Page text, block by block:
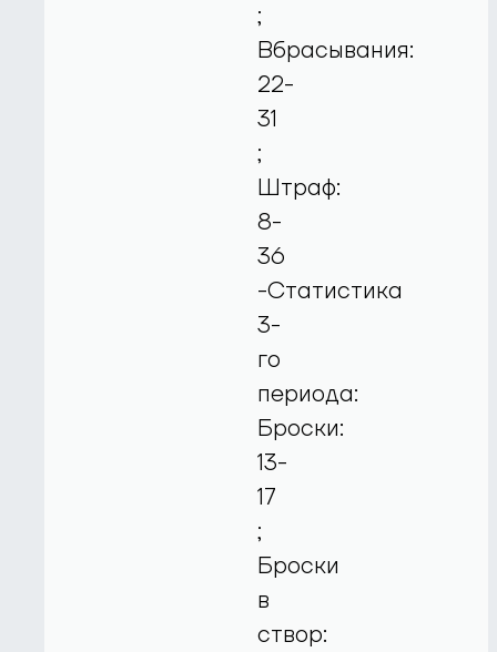
;
Вбрасывания:
22-
31
;
Штраф:
8-
36
-Статистика
3-
го
периода:
Броски:
13-
17
;
Броски
в
створ: